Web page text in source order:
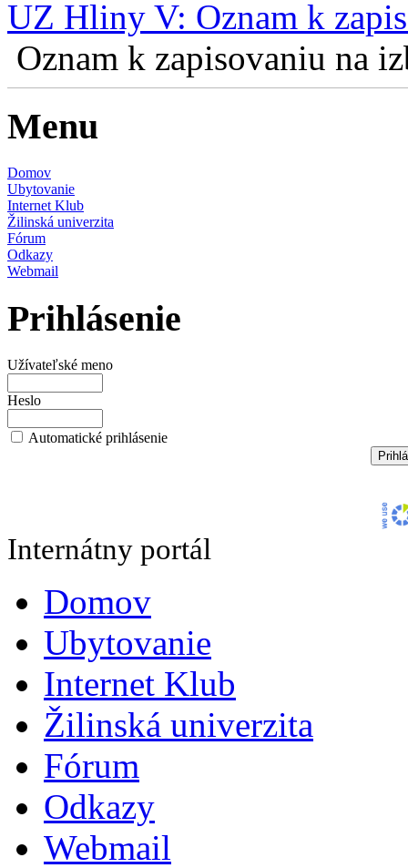
UZ Hliny V: Oznam k
Oznam k zapisovaniu na
Menu
Domov
Ubytovanie
Internet Klub
Žilinská univerzita
Fórum
Odkazy
Webmail
Prihlásenie
Užívateľské meno
Heslo
Automatické prihlásenie
Internátny portál
Domov
Ubytovanie
Internet Klub
Žilinská univerzita
Fórum
Odkazy
Webmail